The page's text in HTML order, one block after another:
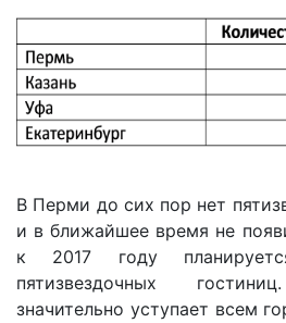
В Перми до сих пор нет
и в ближайшее время не
к 2017 году
пятизвездочных
значительно уступает всем